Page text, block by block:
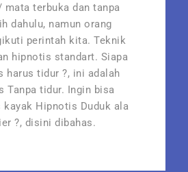
terbuka dan tanpa
dahulu, namun orang
perintah kita. Teknik
hipnotis standart. Siapa
harus tidur ?, ini adalah
Tanpa tidur. Ingin bisa
kayak Hipnotis Duduk ala
?, disini dibahas.